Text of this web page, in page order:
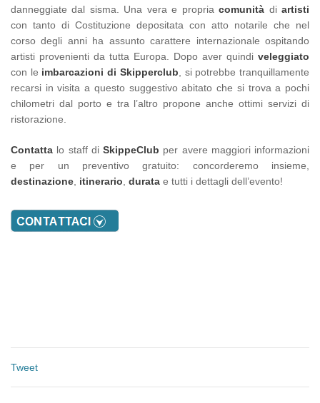
danneggiate dal sisma. Una vera e propriacomunità diartisti
con tanto di Costituzione depositata con atto notarile che nel
corso degli anni ha assunto carattere internazionale ospitando
artisti provenienti da tutta Europa. Dopo aver quindi veleggiato
con le imbarcazioni di Skipperclub , si potrebbe tranquillamente
recarsi in visita a questo suggestivo abitato che si trova a pochi
chilometri dal porto e tra l’altro propone anche ottimi servizi di
ristorazione.
Contatta lo staff diSkippeClub per avere maggiori informazioni
e per un preventivo gratuito: concorderemo insieme,
destinazione itinerario durata e tutti i dettagli dell’evento!
Tweet